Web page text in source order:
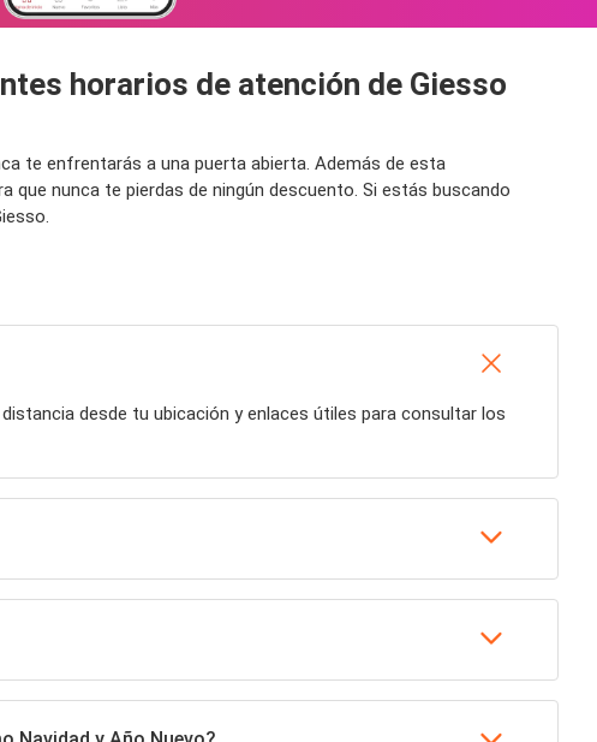
horarios de atención de Giesso
te enfrentarás a una puerta abierta. Además de esta
nunca te pierdas de ningún descuento. Si estás buscando
desde tu ubicación y enlaces útiles para consultar los